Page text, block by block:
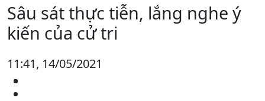
Sâu sát thực tiễn, lắng nghe ý
kiến của cử tri
11:41, 14/05/2021